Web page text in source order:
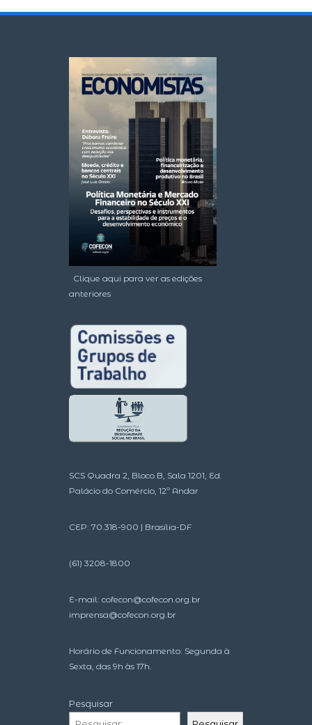
Clique aqui para ver as edições
anteriores
SCS Quadra 2, Bloco B, Sala 1201, Ed.
Palácio do Comércio, 12º Andar
CEP: 70.318-900 | Brasília-DF
(61) 3208-1800
E-mail: cofecon@cofecon.org.br
imprensa@cofecon.org.br
Horário de Funcionamento: Segunda à
Sexta, das 9h às 17h.
Pesquisar